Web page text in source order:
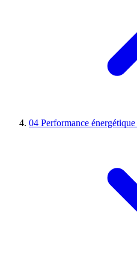
04 Performance énergétique